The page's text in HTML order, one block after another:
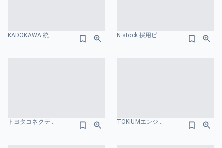
KADOKAWA 統合報告書 組織図のスライドデザイン N stock 採用ピッチ資料 社員数のスライドデザイン
トヨタコネクテッド 会社紹介資料 組織図のスライドデザイン TOKIUMエンジニア向け会社紹介資料 組織図のスライドデザイン